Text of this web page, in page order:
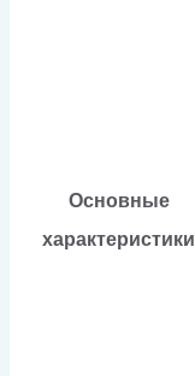
Основные
характеристики